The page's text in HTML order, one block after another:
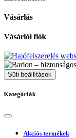
Vásárlás
Vásárlói fiók
Süti beállítások
Kategóriák
Akciós termékek